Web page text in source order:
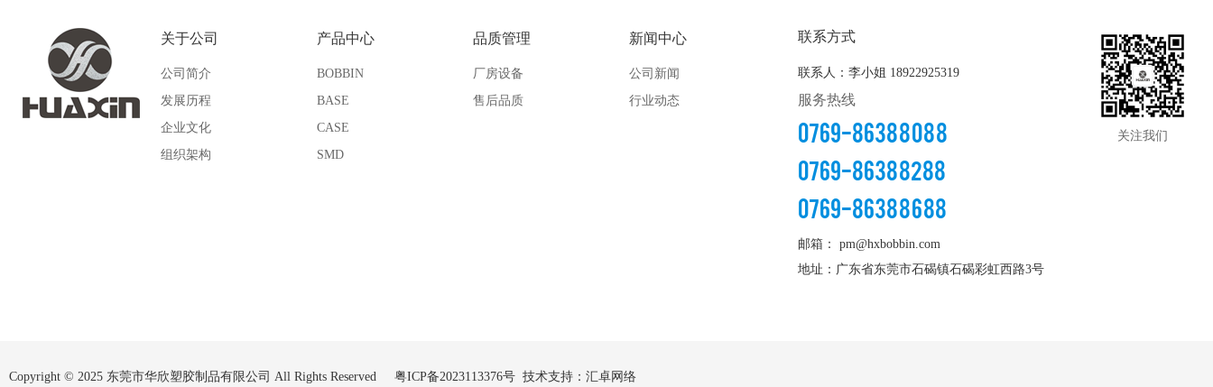
SQ
QPI VP
关于公司
公司简介
发展历程
企业文化
组织架构
产品中心
BOBBIN
BASE
CASE
SMD
品质管理
厂房设备
售后品质
新闻中心
公司新闻
行业动态
联系方式
联系人：李小姐 18922925319
服务热线
0769-86388088
0769-86388288
0769-86388688
邮箱：
pm@hxbobbin.com
地址：广东省东莞市石碣镇石碣彩虹西路3号
关注我们
Copyright © 2025 东莞市华欣塑胶制品有限公司 All Rights Reserved 粤ICP备2023113376号 技术支持：汇卓网络